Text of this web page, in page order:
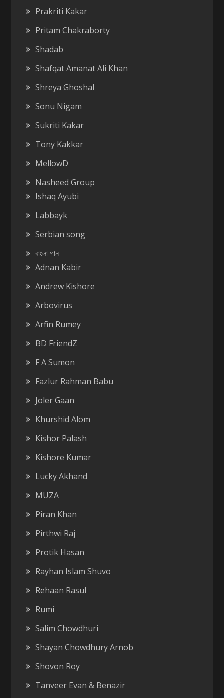
Prakriti Kakar
Pritam Chakraborty
Shadab
Shafqat Amanat Ali Khan
Shreya Ghoshal
Sonu Nigam
Sukriti Kakar
Tony Kakkar
MellowD
Nasheed Group
Ishaq Ayubi
Labbayk
Serbian song
বাংলা গান
Adnan Kabir
Andrew Kishore
Arbovirus
Arfin Rumey
BD FriendZ
F A Sumon
Fazlur Rahman Babu
Joler Gaan
Khurshid Alom
Kishor Palash
Kishore Kumar
Lucky Akhand
MUZA
Piran Khan
Pirthwi Raj
Protik Hasan
Rayhan Islam Shuvo
Rehaan Rasul
Rumi
Salim Chowdhuri
Shayan Chowdhury Arnob
Shovon Roy
Tanveer Evan & Benazir